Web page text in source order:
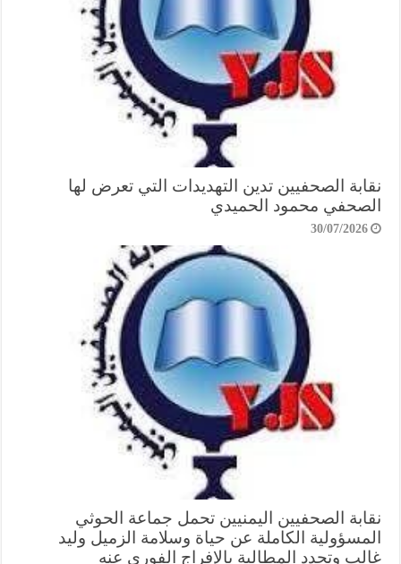
نقابة الصحفيين تدين التهديدات التي تعرض لها
الصحفي محمود الحميدي
30/07/2026
نقابة الصحفيين اليمنيين تحمل جماعة الحوثي
المسؤولية الكاملة عن حياة وسلامة الزميل وليد
غالب وتجدد المطالبة بالإفراج الفوري عنه